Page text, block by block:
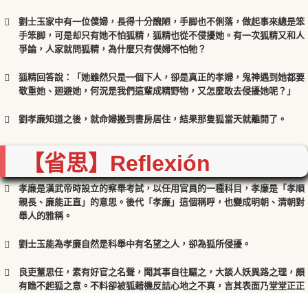
劉士玉家中有一位僕婦，長得十分醜陋，手脚也不俐落，做起事來總是笨
手笨脚，可是却只有她不怕狐精，狐精也從不侵擾她。有一次狐精又和人
爭論，人家就問狐精，為什麼只有僕婦不怕牠？
xiaolian
狐精回答說：「她雖然只是一個下人，卻是真正的孝婦，鬼神遇到她都要
敬重她、廻避她，何況是我們這輩成精野物，又怎麼敢去侵擾她呢？」
劉孝廉知道之後，就命婦搬到書房居住，結果那隻狐當天就離開了。
【省思】 Reflexión
孝廉是漢武帝時設立的察舉考試，以任用官員的一種科目，孝廉是「孝順
親長、廉能正直」的意思。後代「孝廉」這個稱呼，也變成明朝、清朝對
舉人的雅稱。
Xiaolian
劉士玉能為孝廉自然是科舉中有名望之人，卻為狐所侵擾。
良吏董思任，素有好官之名聲，聞其事自往驅之，大談人妖異路之理，頗
有瞧不起狐之意。不料卻被狐藉機反詰心地之不真，言其表面乃堂堂正正